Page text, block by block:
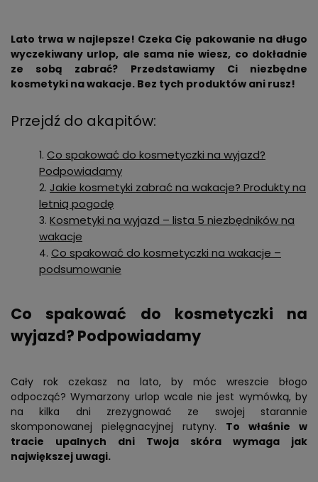
Lato trwa w najlepsze! Czeka Cię pakowanie na długo
wyczekiwany urlop, ale sama nie wiesz, co dokładnie
ze sobą zabrać? Przedstawiamy Ci niezbędne
kosmetyki na wakacje. Bez tych produktów ani rusz!
Przejdź do akapitów:
Co spakować do kosmetyczki na wyjazd?
Podpowiadamy
Jakie kosmetyki zabrać na wakacje? Produkty na
letnią pogodę
Kosmetyki na wyjazd – lista 5 niezbędników na
wakacje
Co spakować do kosmetyczki na wakacje –
podsumowanie
Co spakować do kosmetyczki na
wyjazd? Podpowiadamy
Cały rok czekasz na lato, by móc wreszcie błogo
odpocząć? Wymarzony urlop wcale nie jest wymówką, by
na kilka dni zrezygnować ze swojej starannie
skomponowanej pielęgnacyjnej rutyny. To właśnie w
tracie upalnych dni Twoja skóra wymaga jak
największej uwagi.